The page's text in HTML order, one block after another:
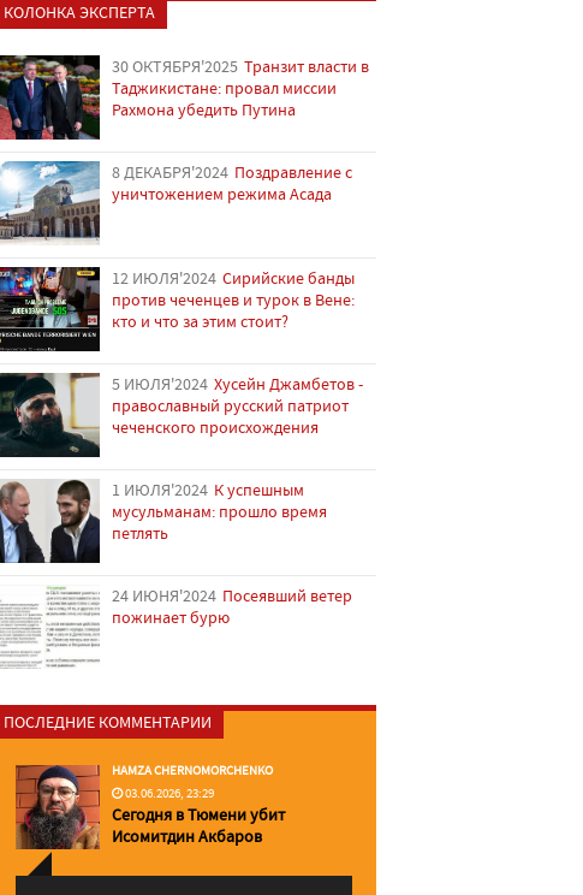
КОЛОНКА ЭКСПЕРТА
30 ОКТЯБРЯ'2025 Транзит власти в
Таджикистане: провал миссии
Рахмона убедить Путина
8 ДЕКАБРЯ'2024 Поздравление с
уничтожением режима Асада
12 ИЮЛЯ'2024 Сирийские банды
против чеченцев и турок в Вене:
кто и что за этим стоит?
5 ИЮЛЯ'2024 Хусейн Джамбетов -
православный русский патриот
чеченского происхождения
1 ИЮЛЯ'2024 К успешным
мусульманам: прошло время
петлять
24 ИЮНЯ'2024 Посеявший ветер
пожинает бурю
ПОСЛЕДНИЕ КОММЕНТАРИИ
HAMZA CHERNOMORCHENKO
03.06.2026, 23:29
Сегодня в Тюмени убит
Исомитдин Акбаров